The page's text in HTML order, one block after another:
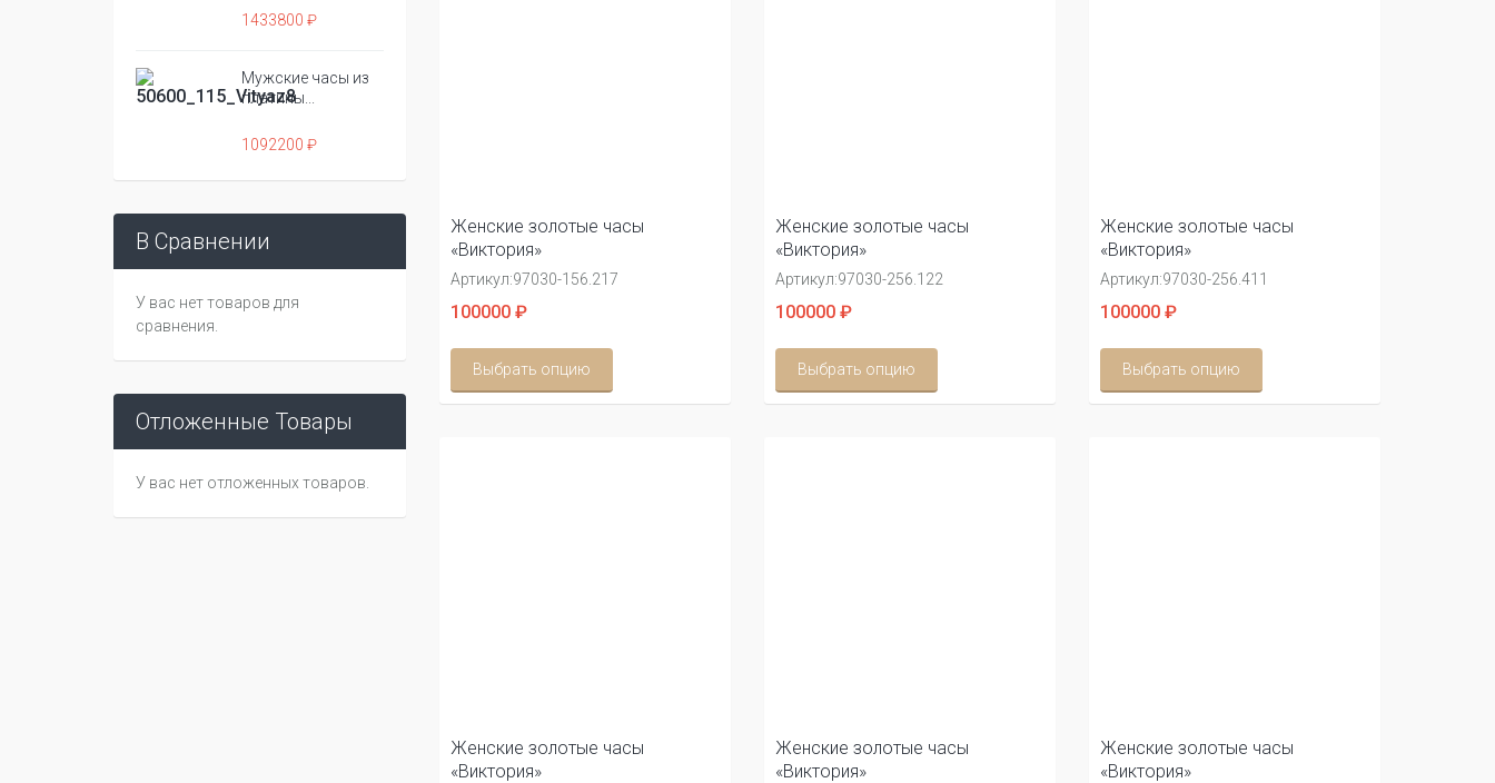
1433800 ₽
Мужские часы из
платины...
1092200 ₽
В Сравнении
У вас нет товаров для
сравнения.
Отложенные Товары
У вас нет отложенных товаров.
Женские золотые часы
«Виктория»
Артикул:97030-156.217
100000 ₽
Выбрать опцию
Женские золотые часы
«Виктория»
Артикул:97030-256.122
100000 ₽
Выбрать опцию
Женские золотые часы
«Виктория»
Артикул:97030-256.411
100000 ₽
Выбрать опцию
Женские золотые часы
«Виктория»
Женские золотые часы
«Виктория»
Женские золотые часы
«Виктория»